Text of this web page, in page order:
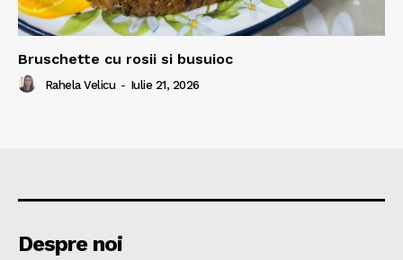
Bruschette cu rosii si busuioc
Rahela Velicu - Iulie 21, 2026
Despre noi